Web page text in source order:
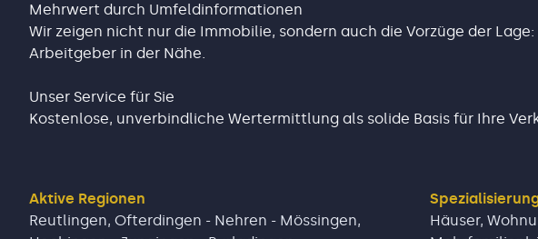
Mehrwert durch Umfeldinformationen
Wir zeigen nicht nur die Immobilie, sondern auch die Vorzüge der
Arbeitgeber in der Nähe.
Unser Service für Sie
Kostenlose, unverbindliche Wertermittlung als solide Basis für Ihre
Aktive Regionen
Reutlingen, Ofterdingen - Nehren - Mössingen,
Häuser,